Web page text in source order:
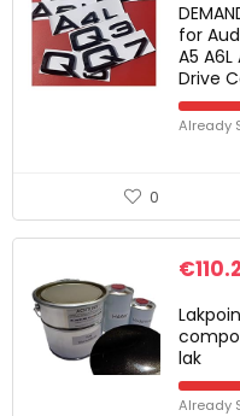
for
A5
Drive
Already
0
€
lak
Already